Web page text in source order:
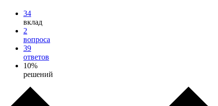
34
вклад
2
вопроса
39
ответов
10%
решений